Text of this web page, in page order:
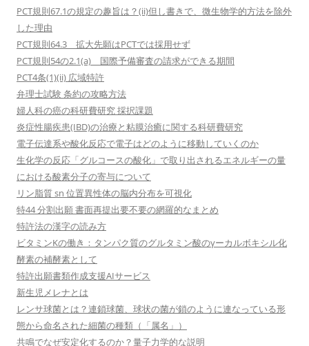
PCT規則67.1の規定の趣旨は？(ii)但し書きで、微生物学的方法を除外
した理由
PCT規則64.3 拡大先願はPCTでは採用せず
PCT規則54の2.1(a) 国際予備審査の請求ができる期間
PCT4条(1)(ii) 広域特許
弁理士試験 条約の攻略方法
婦人科の癌の科研費研究 採択課題
炎症性腸疾患(IBD)の治療と粘膜治癒に関する科研費研究
電子伝達系や酸化反応で電子はどのように移動していくのか
生化学の反応「グルコースの酸化」で取り出されるエネルギーの量
における酸素分子の寄与について
リン脂質 sn 位置異性体の脳内分布を可視化
特44 分割出願 書面再提出要不要の網羅的なまとめ
特許法の漢字の読み方
ビタミンKの働き：タンパク質のグルタミン酸のγーカルボキシル化
酵素の補酵素として
特許出願書類作成支援AIサービス
新生児メレナとは
レンサ球菌とは？連鎖球菌、球状の菌が鎖のように連なっている形
態から命名された細菌の種類（「属名」）
共鳴でなぜ安定化するのか？量子力学的な説明